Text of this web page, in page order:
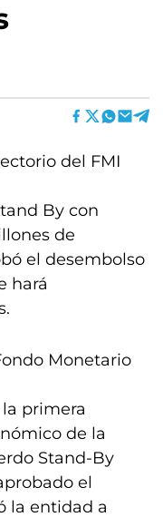
del FMI
By con
de
el desembolso
hará
Monetario
primera
de la
Stand-By
el
la entidad a